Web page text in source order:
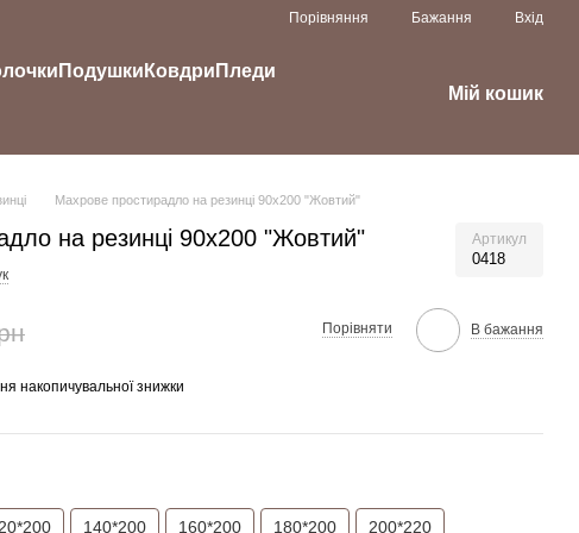
Порівняння Бажання Вхід
Подушки Ковдри Пледи
Мій кошик
Махрове простирадло на резинці 90х200 "Жовтий"
на резинці 90х200 "Жовтий" Артикул
0418
Порівняти В бажання
накопичувальної знижки
140*200 160*200 180*200 200*220